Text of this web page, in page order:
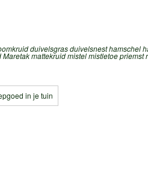
duivelsgrasduivelsnesthamschel
Maretakmattekruidmistelmistletoepriemst
in je tuin